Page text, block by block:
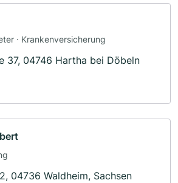
· Krankenversicherung
37, 04746 Hartha bei Döbeln
04736 Waldheim, Sachsen